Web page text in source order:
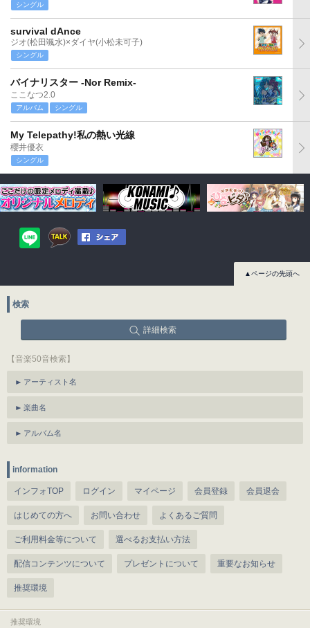
シングル
survival dAnce
ジオ(松田颯水)×ダイヤ(小松未可子)
シングル
バイナリスター -Nor Remix-
ここなつ2.0
アルバム シングル
My Telepathy!私の熱い光線
櫻井優衣
シングル
▲ページの先頭へ
検索
詳細検索
【音楽50音検索】
アーティスト名
楽曲名
アルバム名
information
インフォTOP ログイン マイページ 会員登録 会員退会
はじめての方へ お問い合わせ よくあるご質問
ご利用料金等について 選べるお支払い方法
配信コンテンツについて プレゼントについて 重要なお知らせ
推奨環境
推奨環境